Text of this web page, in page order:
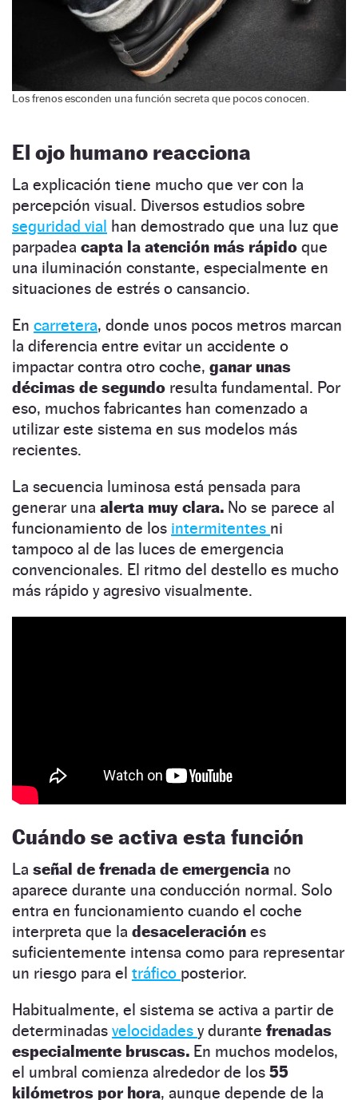
Los frenos esconden una función secreta que pocos conocen.
El ojo humano reacciona
La explicación tiene mucho que ver con la
percepción visual. Diversos estudios sobre
seguridad vial han demostrado que una luz que
parpadea capta la atención más rápido que
una iluminación constante, especialmente en
situaciones de estrés o cansancio.
En carretera, donde unos pocos metros marcan
la diferencia entre evitar un accidente o
impactar contra otro coche, ganar unas
décimas de segundo resulta fundamental. Por
eso, muchos fabricantes han comenzado a
utilizar este sistema en sus modelos más
recientes.
La secuencia luminosa está pensada para
generar una alerta muy clara. No se parece al
funcionamiento de los intermitentes ni
tampoco al de las luces de emergencia
convencionales. El ritmo del destello es mucho
más rápido y agresivo visualmente.
Cuándo se activa esta función
La señal de frenada de emergencia no
aparece durante una conducción normal. Solo
entra en funcionamiento cuando el coche
interpreta que la desaceleración es
suficientemente intensa como para representar
un riesgo para el tráfico posterior.
Habitualmente, el sistema se activa a partir de
determinadas velocidades y durante frenadas
especialmente bruscas. En muchos modelos,
el umbral comienza alrededor de los 55
kilómetros por hora, aunque depende de la